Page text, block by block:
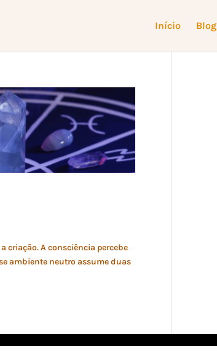
Início Blog
criação. A consciência percebe
ambiente neutro assume duas